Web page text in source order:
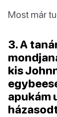
Most már
3. A
kis
apukám